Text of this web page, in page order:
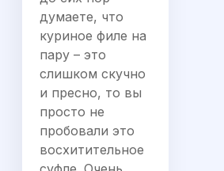
думаете, что
куриное филе на
пару – это
слишком скучно
и пресно, то вы
просто не
пробовали это
восхитительное